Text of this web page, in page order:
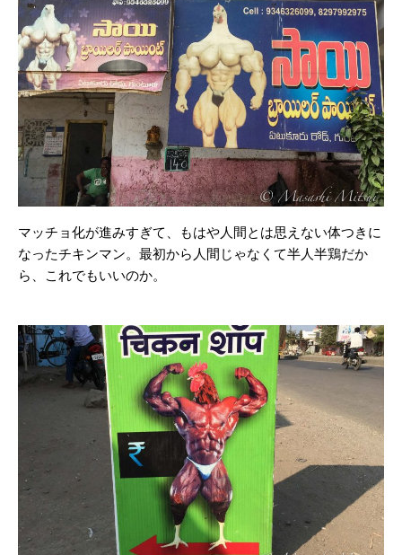
マッチョ化が進みすぎて、もはや人間とは思えない体つきに
なったチキンマン。最初から人間じゃなくて半人半鶏だか
ら、これでもいいのか。